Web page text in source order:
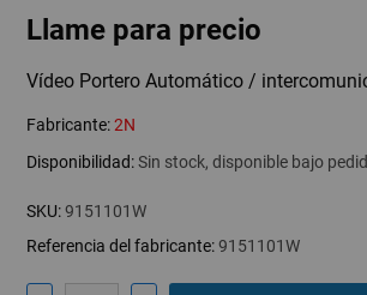
Llame para precio
Vídeo Portero Automático /
Fabricante: 2N
Disponibilidad: Sin stock, disponible bajo
SKU: 9151101W
Referencia del fabricante: 9151101W